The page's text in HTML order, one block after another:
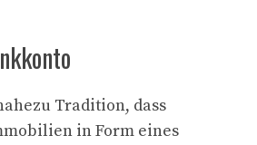
Tradition, dass
in Form eines